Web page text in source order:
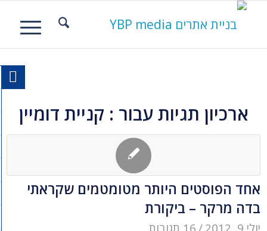
ארכיון תגיות עבור : קניית דומיין
אחד הפוסטים היותר מטומטמים שקראתי
בדה מרקר – ביקורת